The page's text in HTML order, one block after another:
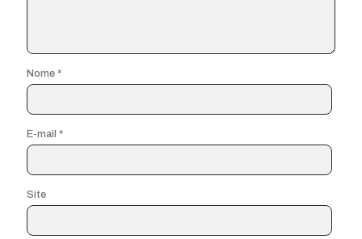
Nome *
E-mail *
Site